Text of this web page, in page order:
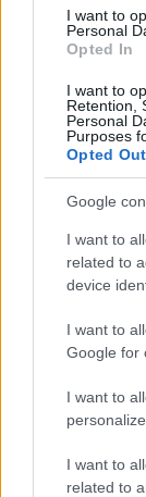
I want to
Personal
Opted In
I want to
Retention,
Personal
Purposes
Opted Out
Google
I want to
related to
device
I want to
Google for
I want to
I want to
related to
Ο τρόπος
προσφέρει
στους
πολιτισμούς,
αυτός ο
ξεφύγουν
έως τις 5
εργασίας